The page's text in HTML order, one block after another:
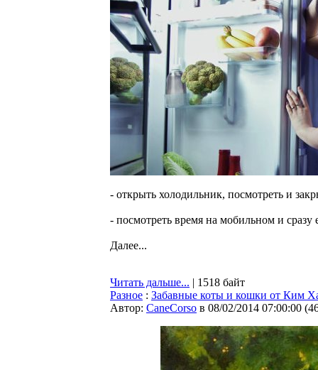
- открыть холодильник, посмотреть и
- посмотреть время на мобильном и сразу
Далее...
Читать дальше... | 1518 байт
Разное : Забавные коты и кошки от Ким
Автор: CaneCorso в 08/02/2014 07:00:00 (